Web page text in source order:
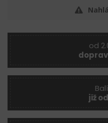
od
již